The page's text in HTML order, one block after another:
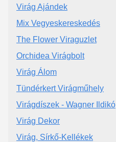
Virág Ajándek
Mix Vegyeskereskedés
The Flower Viraguzlet
Orchidea Virágbolt
Virág Álom
Tündérkert Virágműhely
Virágdíszek - Wagner Ildikó
Virág Dekor
Virág, Sírkő-Kellékek